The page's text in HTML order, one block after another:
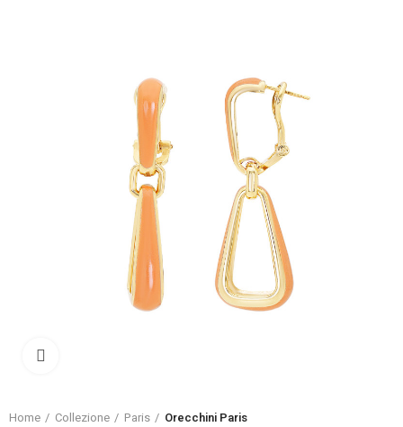
Home Collezione Paris Orecchini Paris